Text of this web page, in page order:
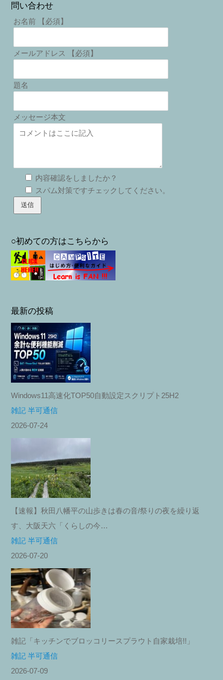
問い合わせ
お名前 【必須】
メールアドレス 【必須】
題名
メッセージ本文
内容確認をしましたか？
スパム対策ですチェックしてください。
○初めての方はこちらから
最新の投稿
Windows11高速化TOP50自動設定スクリプト25H2
雑記 半可通信
2026-07-24
【速報】秋田八幡平の山歩きは春の音/祭りの夜を繰り返
す、大阪天六「くらしの今…
雑記 半可通信
2026-07-20
雑記「キッチンでブロッコリースプラウト自家栽培!!」
雑記 半可通信
2026-07-09